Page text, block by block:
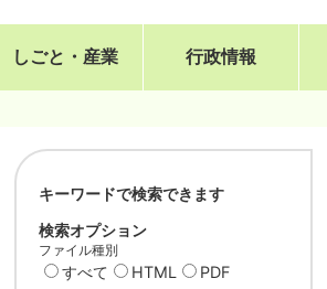
しごと・産業 行政情報
キーワードで検索できます
検索オプション
ファイル種別
すべて HTML PDF